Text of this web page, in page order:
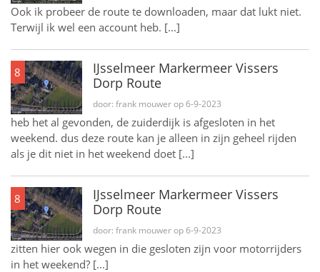
Ook ik probeer de route te downloaden, maar dat lukt niet.
Terwijl ik wel een account heb. [...]
8
IJsselmeer Markermeer Vissers
Dorp Route
door: frank mouwer op 6-9-2023
heb het al gevonden, de zuiderdijk is afgesloten in het
weekend. dus deze route kan je alleen in zijn geheel rijden
als je dit niet in het weekend doet [...]
8
IJsselmeer Markermeer Vissers
Dorp Route
door: frank mouwer op 6-9-2023
zitten hier ook wegen in die gesloten zijn voor motorrijders
in het weekend? [...]